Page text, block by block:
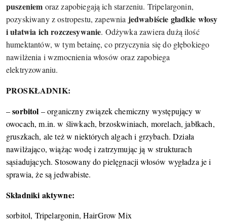
puszeniem oraz zapobiegają ich starzeniu. Tripelargonin,
pozyskiwany z ostropestu, zapewnia jedwabiście gładkie włosy
i ułatwia ich rozczesywanie. Odżywka zawiera dużą ilość
humektantów, w tym betainę, co przyczynia się do głębokiego
nawilżenia i wzmocnienia włosów oraz zapobiega
elektryzowaniu.
PROSKŁADNIK:
–sorbitol – organiczny związek chemiczny występujący w
owocach, m.in. w śliwkach, brzoskwiniach, morelach, jabłkach,
gruszkach, ale też w niektórych algach i grzybach. Działa
nawilżająco, wiążąc wodę i zatrzymując ją w strukturach
sąsiadujących. Stosowany do pielęgnacji włosów wygładza je i
sprawia, że są jedwabiste.
Składniki aktywne:
sorbitol, Tripelargonin, HairGrow Mix